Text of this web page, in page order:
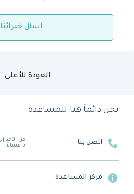
اسأل خبرائنا
العودة للأعلى
نحن دائماً هنا للمساعدة
اتصل بنا
5 مساءً
مركز المساعدة